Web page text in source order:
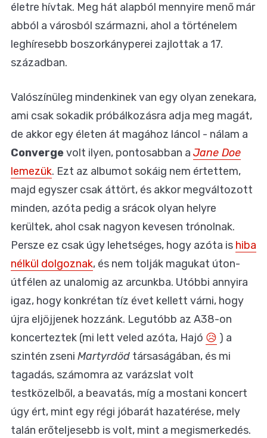
életre hívtak. Meg hát alapból mennyire menő már
abból a városból származni, ahol a történelem
leghíresebb boszorkányperei zajlottak a 17.
században.
Valószínüleg mindenkinek van egy olyan zenekara,
ami csak sokadik próbálkozásra adja meg magát,
de akkor egy életen át magához láncol - nálam a
Converge volt ilyen, pontosabban a Jane Doe
lemezük. Ezt az albumot sokáig nem értettem,
majd egyszer csak áttört, és akkor megváltozott
minden, azóta pedig a srácok olyan helyre
kerültek, ahol csak nagyon kevesen trónolnak.
Persze ez csak úgy lehetséges, hogy azóta is hiba
nélkül dolgoznak, és nem tolják magukat úton-
útfélen az unalomig az arcunkba. Utóbbi annyira
igaz, hogy konkrétan tíz évet kellett várni, hogy
újra eljöjjenek hozzánk. Legutóbb az A38-on
koncerteztek (mi lett veled azóta, Hajó 😥 ) a
szintén zseni Martyrdöd társaságában, és mi
tagadás, számomra az varázslat volt
testközelből, a beavatás, míg a mostani koncert
úgy ért, mint egy régi jóbarát hazatérése, mely
talán erőteljesebb is volt, mint a megismerkedés.